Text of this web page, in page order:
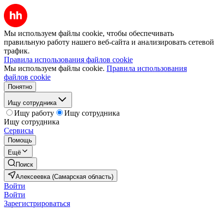
Мы используем файлы cookie, чтобы обеспечивать
правильную работу нашего веб-сайта и анализировать сетевой
трафик.
Правила использования файлов cookie
Мы используем файлы cookie. Правила использования
файлов cookie
Понятно
Ищу сотрудника
Ищу работу
Ищу сотрудника
Ищу сотрудника
Сервисы
Помощь
Ещё
Поиск
Алексеевка (Самарская область)
Войти
Войти
Зарегистрироваться